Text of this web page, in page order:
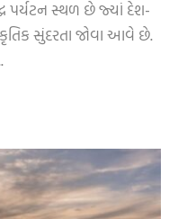
પર્યટન સ્થળ છે જ્યાં દેશ-
સુંદરતા જોવા આવે છે.